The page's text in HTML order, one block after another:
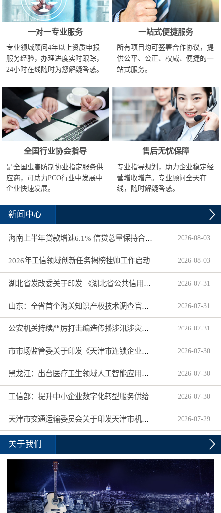
一对一专业服务
专业领域顾问4年以上资质申报
服务经验，办理进度实时跟踪，
24小时在线随时为您解疑答惑。
一站式便捷服务
所有项目均可签署合作协议，提
供公平、公正、权威、便捷的一
站式服务。
全国行业协会指导
是全国虫害防制协业指定服务供
应商，可助力PCO行业中发展中
企业快速发展。
售后无忧保障
专业指导规划，助力企业稳定经
营增收增产。专业顾问全天在
线，随时解疑答惑。
新闻中心
海南上半年贷款增速6.1% 信贷总量保持合理平稳增长 2026-08-03
2026年工信领域创新任务揭榜挂帅工作启动 2026-08-03
湖北省发改委关于印发 《湖北省公共信用信息目录（2026年版）》的通知 2026-07-31
山东：全省首个海关知识产权技术调查官制度落地济南自贸片区 2026-07-31
公安机关持续严厉打击编造传播涉汛涉灾网络谣言 2026-07-31
市市场监管委关于印发《天津市连锁企业食品经营许可“先证后核”信用承诺审批实施办法》的通知 2026-07-30
黑龙江：出台医疗卫生领域人工智能应用工作实施方案 2026-07-30
工信部：提升中小企业数字化转型服务供给 2026-07-30
天津市交通运输委员会关于印发天津市机动车驾驶员培训机构及教练员综合信用评价管理办法的通知 2026-07-29
关于我们